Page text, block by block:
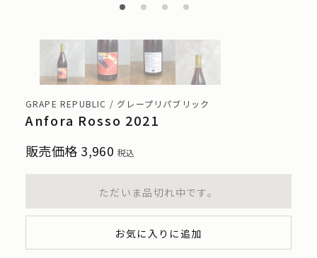
GRAPE REPUBLIC / グレープリパブリック
Anfora Rosso 2021
販売価格 3,960 税込
ただいま品切れ中です。
お気に入りに追加